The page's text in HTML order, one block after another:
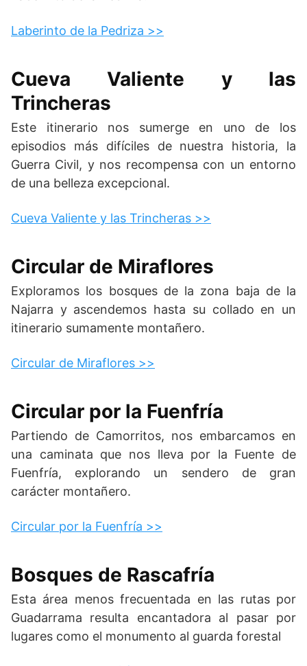
Laberinto de la Pedriza >>
Cueva Valiente y las
Trincheras
Este itinerario nos sumerge en uno de los
episodios más difíciles de nuestra historia, la
Guerra Civil, y nos recompensa con un entorno
de una belleza excepcional.
Cueva Valiente y las Trincheras >>
Circular de Miraflores
Exploramos los bosques de la zona baja de la
Najarra y ascendemos hasta su collado en un
itinerario sumamente montañero.
Circular de Miraflores >>
Circular por la Fuenfría
Partiendo de Camorritos, nos embarcamos en
una caminata que nos lleva por la Fuente de
Fuenfría, explorando un sendero de gran
carácter montañero.
Circular por la Fuenfría >>
Bosques de Rascafría
Esta área menos frecuentada en las rutas por
Guadarrama resulta encantadora al pasar por
lugares como el monumento al guarda forestal